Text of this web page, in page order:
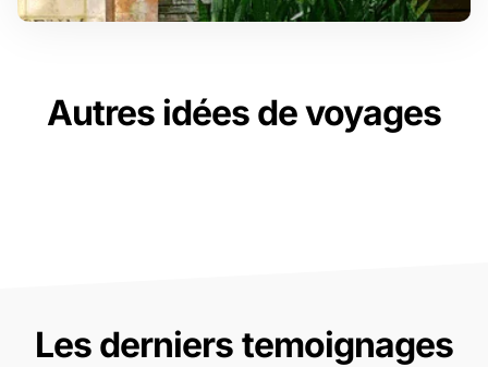
Autres idées de voyages
Les derniers temoignages